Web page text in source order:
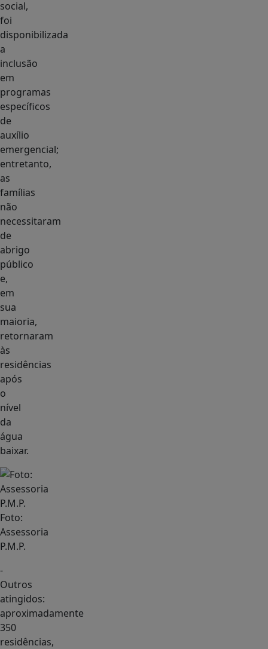
social,
foi
disponibilizada
a
inclusão
em
programas
específicos
de
auxílio
emergencial;
entretanto,
as
famílias
não
necessitaram
de
abrigo
público
e,
em
sua
maioria,
retornaram
às
residências
após
o
nível
da
água
baixar.
Foto:
Assessoria
P.M.P.
-
Outros
atingidos:
aproximadamente
350
residências,